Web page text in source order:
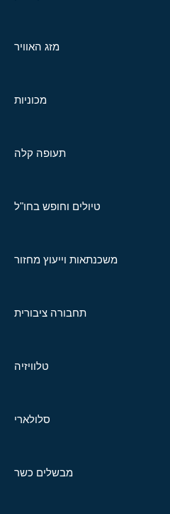
מזג האוויר
מכוניות
תעופה קלה
טיולים וחופש בחו"ל
משכנתאות וייעוץ מחזור
תחבורה ציבורית
טלוויזיה
סלולארי
מבשלים כשר